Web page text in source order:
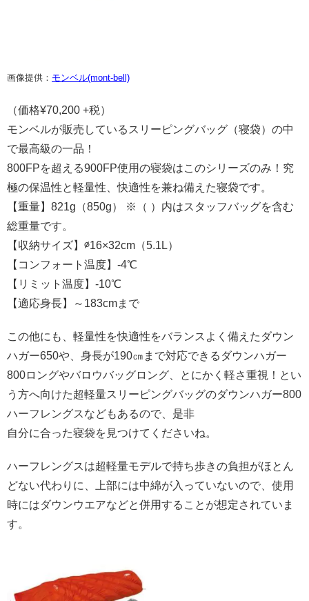
画像提供： モンベル(mont-bell)
（価格¥70,200 +税）
モンベルが販売しているスリーピングバッグ（寝袋）の中
で最高級の一品！
800FPを超える900FP使用の寝袋はこのシリーズのみ！究
極の保温性と軽量性、快適性を兼ね備えた寝袋です。
【重量】821g（850g） ※（ ）内はスタッフバッグを含む
総重量です。
【収納サイズ】∅16×32cm（5.1L）
【コンフォート温度】-4℃
【リミット温度】-10℃
【適応身長】～183cmまで
この他にも、軽量性を快適性をバランスよく備えたダウン
ハガー650や、身長が190㎝まで対応できるダウンハガー
800ロングやバロウバッグロング、とにかく軽さ重視！とい
う方へ向けた超軽量スリーピングバッグのダウンハガー800
ハーフレングスなどもあるので、是非
自分に合った寝袋を見つけてくださいね。
ハーフレングスは超軽量モデルで持ち歩きの負担がほとん
どない代わりに、上部には中綿が入っていないので、使用
時にはダウンウエアなどと併用することが想定されていま
す。